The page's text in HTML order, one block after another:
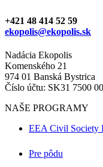
+421 48 414 52 59
ekopolis@ekopolis.sk
Nadácia Ekopolis
Komenského 21
974 01 Banská Bystrica
Číslo účtu: SK31 7500
NAŠE PROGRAMY
EEA Civil Society
Pre pôdu